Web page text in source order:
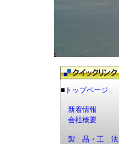
■ トップページ
新着情報
会社概要
製 品・工 法